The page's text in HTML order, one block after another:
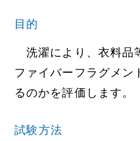
目的
洗濯により、衣料品
ファイバーフラグメン
るのかを評価します。
試験方法